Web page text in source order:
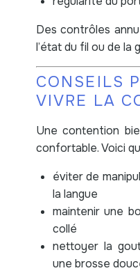
Des contrôles
l’état du fil ou de la
CONSEILS
VIVRE LA
Une contention
confortable. Voici
éviter de
la langue
maintenir une
collé
nettoyer la
une brosse